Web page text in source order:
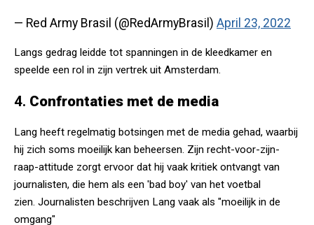
— Red Army Brasil (@RedArmyBrasil) April 23, 2022
Langs gedrag leidde tot spanningen in de kleedkamer en
speelde een rol in zijn vertrek uit Amsterdam.
4. Confrontaties met de media
Lang heeft regelmatig botsingen met de media gehad, waarbij
hij zich soms moeilijk kan beheersen. Zijn recht-voor-zijn-
raap-attitude zorgt ervoor dat hij vaak kritiek ontvangt van
journalisten, die hem als een 'bad boy' van het voetbal
zien. Journalisten beschrijven Lang vaak als "moeilijk in de
omgang"​